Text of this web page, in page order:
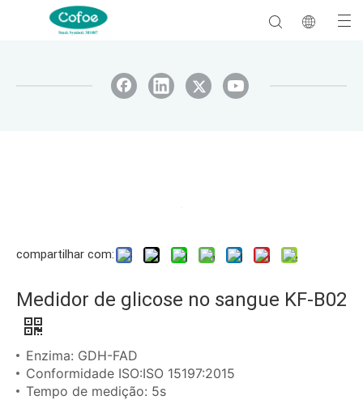
compartilhar com:
Medidor de glicose no sangue KF-B02
Enzima: GDH-FAD
Conformidade ISO:ISO 15197:2015
Tempo de medição: 5s